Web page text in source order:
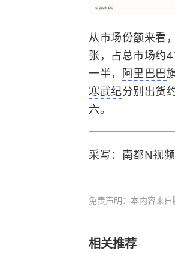
从市场份额来看
张，占总市场约
一半， 阿里巴巴
寒武纪分别出货
六。
采写：南都N视
免责声明：本内容来
相关推荐